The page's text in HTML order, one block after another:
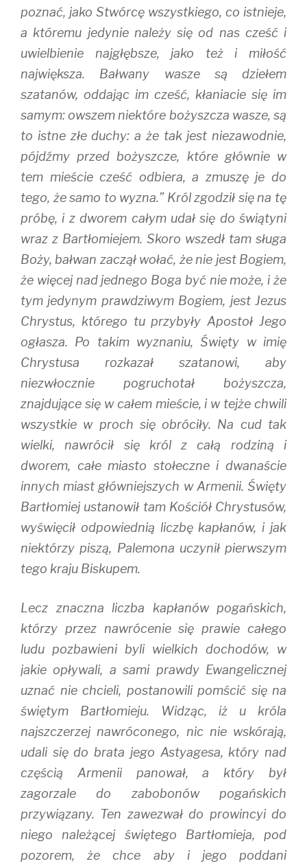
poznać, jako Stwórcę wszystkiego, co istnieje,
a któremu jedynie należy się od nas cześć i
uwielbienie najgłębsze, jako też i miłość
największa. Bałwany wasze są dziełem
szatanów, oddając im cześć, kłaniacie się im
samym: owszem niektóre bożyszcza wasze, są
to istne złe duchy: a że tak jest niezawodnie,
pójdźmy przed bożyszcze, które głównie w
tem mieście cześć odbiera, a zmuszę je do
tego, że samo to wyzna.” Król zgodził się na tę
próbę, i z dworem całym udał się do świątyni
wraz z Bartłomiejem. Skoro wszedł tam sługa
Boży, bałwan zaczął wołać, że nie jest Bogiem,
że więcej nad jednego Boga być nie może, i że
tym jedynym prawdziwym Bogiem, jest Jezus
Chrystus, którego tu przybyły Apostoł Jego
ogłasza. Po takim wyznaniu, Święty w imię
Chrystusa rozkazał szatanowi, aby
niezwłocznie pogruchotał bożyszcza,
znajdujące się w całem mieście, i w tejże chwili
wszystkie w proch się obróciły. Na cud tak
wielki, nawrócił się król z całą rodziną i
dworem, całe miasto stołeczne i dwanaście
innych miast główniejszych w Armenii. Święty
Bartłomiej ustanowił tam Kościół Chrystusów,
wyświęcił odpowiednią liczbę kapłanów, i jak
niektórzy piszą, Palemona uczynił pierwszym
tego kraju Biskupem.
Lecz znaczna liczba kapłanów pogańskich,
którzy przez nawrócenie się prawie całego
ludu pozbawieni byli wielkich dochodów, w
jakie opływali, a sami prawdy Ewangelicznej
uznać nie chcieli, postanowili pomścić się na
świętym Bartłomieju. Widząc, iż u króla
najszczerzej nawróconego, nic nie wskórają,
udali się do brata jego Astyagesa, który nad
częścią Armenii panował, a który był
zagorzale do zabobonów pogańskich
przywiązany. Ten zawezwał do prowincyi do
niego należącej świętego Bartłomieja, pod
pozorem, że chce aby i jego poddani